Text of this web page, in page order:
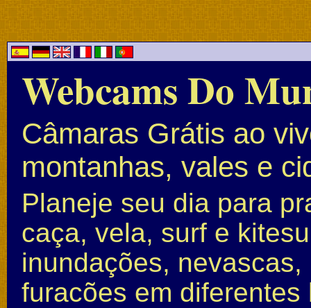
Webcams Do
Câmaras Grátis ao
montanhas, vales e
Planeje seu dia para
caça, vela, surf e
inundações,
furacões em